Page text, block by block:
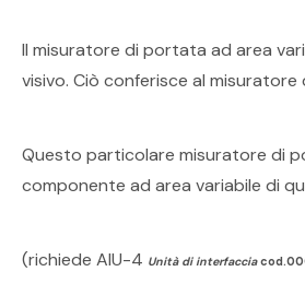
Il misuratore di portata ad area
visivo. Ciò conferisce al
Questo particolare misuratore di
componente ad area variabile di
(richiede AIU-4 Unità di interfaccia